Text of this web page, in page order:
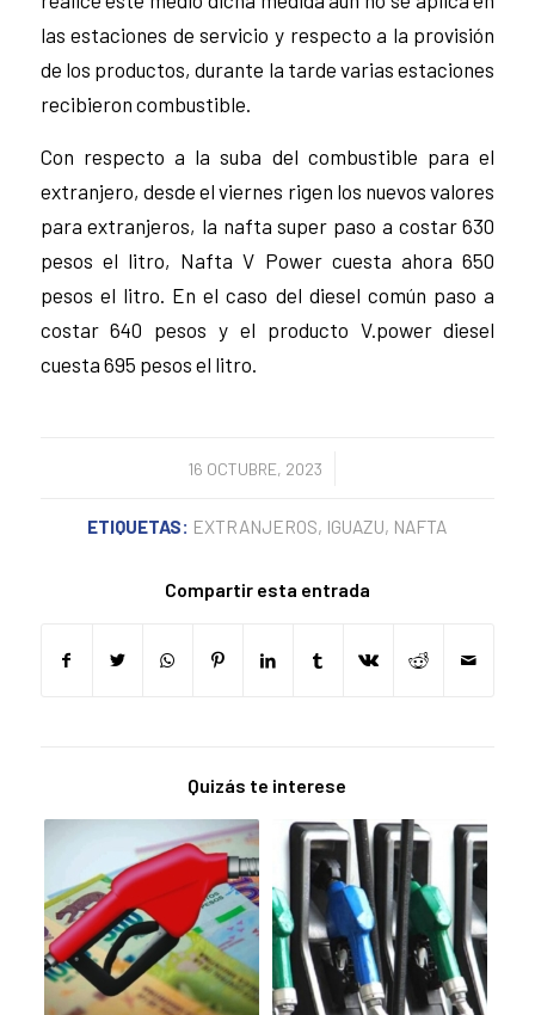
las estaciones de servicio y respecto a la provisión
de los productos, durante la tarde varias estaciones
recibieron combustible.
Con respecto a la suba del combustible para el
extranjero, desde el viernes rigen los nuevos valores
para extranjeros, la nafta super paso a costar 630
pesos el litro, Nafta V Power cuesta ahora 650
pesos el litro. En el caso del diesel común paso a
costar 640 pesos y el producto V.power diesel
cuesta 695 pesos el litro.
16 OCTUBRE, 2023
/
ETIQUETAS: EXTRANJEROS, IGUAZU, NAFTA
Compartir esta entrada
Quizás te interese